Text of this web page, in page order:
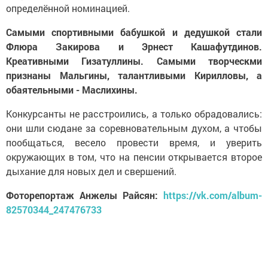
определённой номинацией.
Самыми спортивными бабушкой и дедушкой стали
Флюра Закирова и Эрнест Кашафутдинов.
Креативными Гизатуллины. Самыми творческми
признаны Мальгины, талантливыми Кирилловы, а
обаятельными - Маслихины.
Конкурсанты не расстроились, а только обрадовались:
они шли сюдане за соревновательным духом, а чтобы
пообщаться, весело провести время, и уверить
окружающих в том, что на пенсии открывается второе
дыхание для новых дел и свершений.
Фоторепортаж Анжелы Райсян: https://vk.com/album-
82570344_247476733